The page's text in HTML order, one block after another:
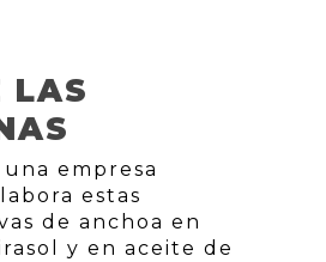
LAS
una empresa
estas
de anchoa en
y en aceite de